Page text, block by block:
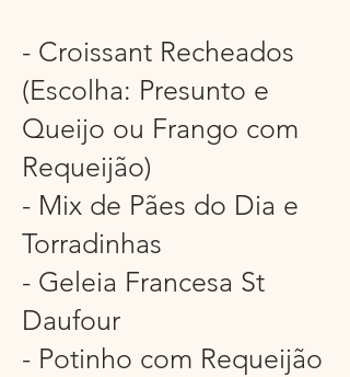
- Croissant Recheados
(Escolha: Presunto e
Queijo ou Frango com
Requeijão)
- Mix de Pães do Dia e
Torradinhas
- Geleia Francesa St
Daufour
- Potinho com Requeijão